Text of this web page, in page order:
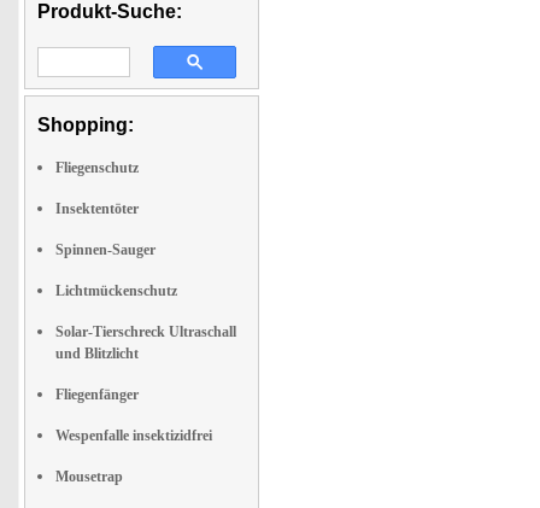
Produkt-Suche:
Shopping:
Fliegenschutz
Insektentöter
Spinnen-Sauger
Lichtmückenschutz
Solar-Tierschreck Ultraschall
und Blitzlicht
Fliegenfänger
Wespenfalle insektizidfrei
Mousetrap